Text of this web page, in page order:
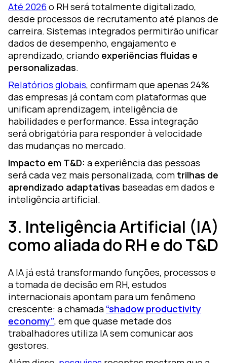
Até 2026 o RH será totalmente digitalizado,
desde processos de recrutamento até planos de
carreira. Sistemas integrados permitirão unificar
dados de desempenho, engajamento e
aprendizado, criando experiências fluidas e
personalizadas.
Relatórios globais, confirmam que apenas 24%
das empresas já contam com plataformas que
unificam aprendizagem, inteligência de
habilidades e performance. Essa integração
será obrigatória para responder à velocidade
das mudanças no mercado.
Impacto em T&D: a experiência das pessoas
será cada vez mais personalizada, com trilhas de
aprendizado adaptativas baseadas em dados e
inteligência artificial.
3. Inteligência Artificial (IA)
como aliada do RH e do T&D
A IA já está transformando funções, processos e
a tomada de decisão em RH, estudos
internacionais apontam para um fenômeno
crescente: a chamada “shadow productivity
economy”, em que quase metade dos
trabalhadores utiliza IA sem comunicar aos
gestores.